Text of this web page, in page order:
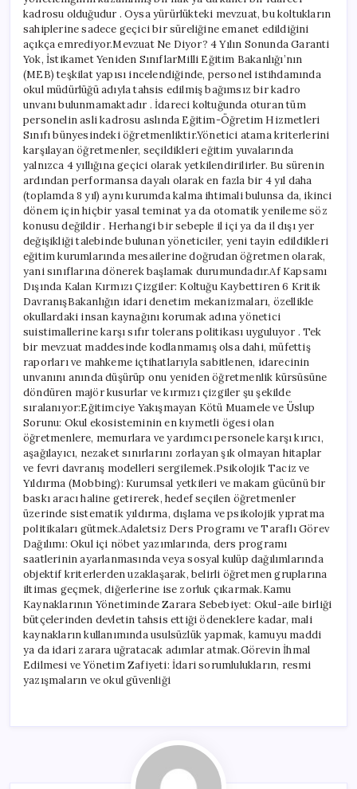
kadrosu olduğudur . Oysa yürürlükteki mevzuat, bu koltukların
sahiplerine sadece geçici bir süreliğine emanet edildiğini
açıkça emrediyor.Mevzuat Ne Diyor? 4 Yılın Sonunda Garanti
Yok, İstikamet Yeniden SınıflarMilli Eğitim Bakanlığı’nın
(MEB) teşkilat yapısı incelendiğinde, personel istihdamında
okul müdürlüğü adıyla tahsis edilmiş bağımsız bir kadro
unvanı bulunmamaktadır . İdareci koltuğunda oturan tüm
personelin asli kadrosu aslında Eğitim-Öğretim Hizmetleri
Sınıfı bünyesindeki öğretmenliktir.Yönetici atama kriterlerini
karşılayan öğretmenler, seçildikleri eğitim yuvalarında
yalnızca 4 yıllığına geçici olarak yetkilendirilirler. Bu sürenin
ardından performansa dayalı olarak en fazla bir 4 yıl daha
(toplamda 8 yıl) aynı kurumda kalma ihtimali bulunsa da, ikinci
dönem için hiçbir yasal teminat ya da otomatik yenileme söz
konusu değildir . Herhangi bir sebeple il içi ya da il dışı yer
değişikliği talebinde bulunan yöneticiler, yeni tayin edildikleri
eğitim kurumlarında mesailerine doğrudan öğretmen olarak,
yani sınıflarına dönerek başlamak durumundadır.Af Kapsamı
Dışında Kalan Kırmızı Çizgiler: Koltuğu Kaybettiren 6 Kritik
DavranışBakanlığın idari denetim mekanizmaları, özellikle
okullardaki insan kaynağını korumak adına yönetici
suistimallerine karşı sıfır tolerans politikası uyguluyor . Tek
bir mevzuat maddesinde kodlanmamış olsa dahi, müfettiş
raporları ve mahkeme içtihatlarıyla sabitlenen, idarecinin
unvanını anında düşürüp onu yeniden öğretmenlik kürsüsüne
döndüren majör kusurlar ve kırmızı çizgiler şu şekilde
sıralanıyor:Eğitimciye Yakışmayan Kötü Muamele ve Üslup
Sorunu: Okul ekosisteminin en kıymetli ögesi olan
öğretmenlere, memurlara ve yardımcı personele karşı kırıcı,
aşağılayıcı, nezaket sınırlarını zorlayan şık olmayan hitaplar
ve fevri davranış modelleri sergilemek.Psikolojik Taciz ve
Yıldırma (Mobbing): Kurumsal yetkileri ve makam gücünü bir
baskı aracı haline getirerek, hedef seçilen öğretmenler
üzerinde sistematik yıldırma, dışlama ve psikolojik yıpratma
politikaları gütmek.Adaletsiz Ders Programı ve Taraflı Görev
Dağılımı: Okul içi nöbet yazımlarında, ders programı
saatlerinin ayarlanmasında veya sosyal kulüp dağılımlarında
objektif kriterlerden uzaklaşarak, belirli öğretmen gruplarına
iltimas geçmek, diğerlerine ise zorluk çıkarmak.Kamu
Kaynaklarının Yönetiminde Zarara Sebebiyet: Okul-aile birliği
bütçelerinden devletin tahsis ettiği ödeneklere kadar, mali
kaynakların kullanımında usulsüzlük yapmak, kamuyu maddi
ya da idari zarara uğratacak adımlar atmak.Görevin İhmal
Edilmesi ve Yönetim Zafiyeti: İdari sorumlulukların, resmi
yazışmaların ve okul güvenliği